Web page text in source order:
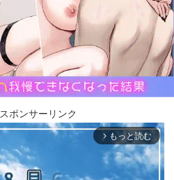
スポンサーリンク
arrow_forward_ios もっと読む